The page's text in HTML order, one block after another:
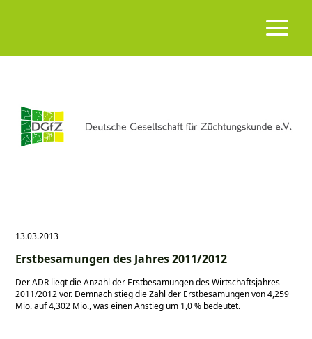
13.03.2013
Erstbesamungen des Jahres 2011/2012
Der ADR liegt die Anzahl der Erstbesamungen des Wirtschaftsjahres
2011/2012 vor. Demnach stieg die Zahl der Erstbesamungen von 4,259
Mio. auf 4,302 Mio., was einen Anstieg um 1,0 % bedeutet.